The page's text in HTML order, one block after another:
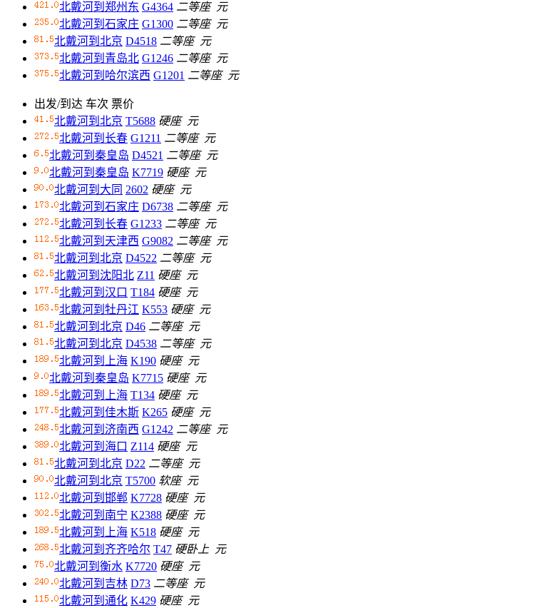
北戴河到郑州东 G4364 二等座 元
北戴河到石家庄 G1300 二等座 元
北戴河到北京 D4518 二等座 元
北戴河到青岛北 G1246 二等座 元
北戴河到哈尔滨西 G1201 二等座 元
出发/到达 车次 票价
北戴河到北京 T5688 硬座 元
北戴河到长春 G1211 二等座 元
北戴河到秦皇岛 D4521 二等座 元
北戴河到秦皇岛 K7719 硬座 元
北戴河到大同 2602 硬座 元
北戴河到石家庄 D6738 二等座 元
北戴河到长春 G1233 二等座 元
北戴河到天津西 G9082 二等座 元
北戴河到北京 D4522 二等座 元
北戴河到沈阳北 Z11 硬座 元
北戴河到汉口 T184 硬座 元
北戴河到牡丹江 K553 硬座 元
北戴河到北京 D46 二等座 元
北戴河到北京 D4538 二等座 元
北戴河到上海 K190 硬座 元
北戴河到秦皇岛 K7715 硬座 元
北戴河到上海 T134 硬座 元
北戴河到佳木斯 K265 硬座 元
北戴河到济南西 G1242 二等座 元
北戴河到海口 Z114 硬座 元
北戴河到北京 D22 二等座 元
北戴河到北京 T5700 软座 元
北戴河到邯郸 K7728 硬座 元
北戴河到南宁 K2388 硬座 元
北戴河到上海 K518 硬座 元
北戴河到齐齐哈尔 T47 硬卧上 元
北戴河到衡水 K7720 硬座 元
北戴河到吉林 D73 二等座 元
北戴河到通化 K429 硬座 元